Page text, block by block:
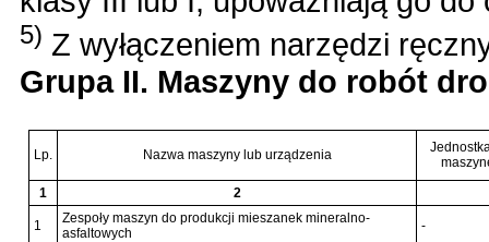
5) Z wyłączeniem narzędzi
Grupa II. Maszyny do robót
Lp. Nazwa maszyny lub urządzenia
1
2
1
Zespoły maszyn do produkcji mieszanek mineralno-
asfaltowych
-